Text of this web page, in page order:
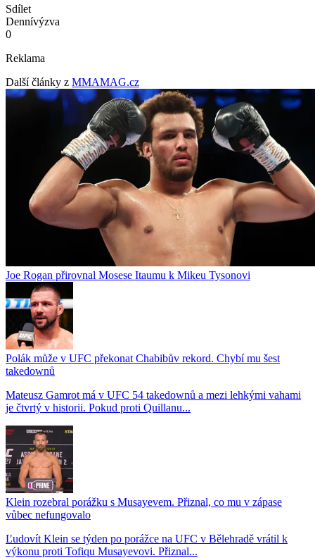
Sdílet
Dennívýzva
0
Reklama
Další články z MMAMAG.cz
Joe Rogan přirovnal Mosese Itaumu k Mikeu Tysonovi
Polák může v UFC překonat Chabibův rekord. Chybí mu šest
takedownů
Mateusz Gamrot má v UFC 54 takedownů a mezi lehkými vahami
je čtvrtý v historii. Pokud proti Quillanu...
Klein rozebral porážku s Musayevem. Přiznal, co mu v zápase
vůbec nefungovalo
Ľudovít Klein se týden po porážce na UFC v Bělehradě vrátil k
výkonu proti Tofiqu Musayevovi. Přiznal...